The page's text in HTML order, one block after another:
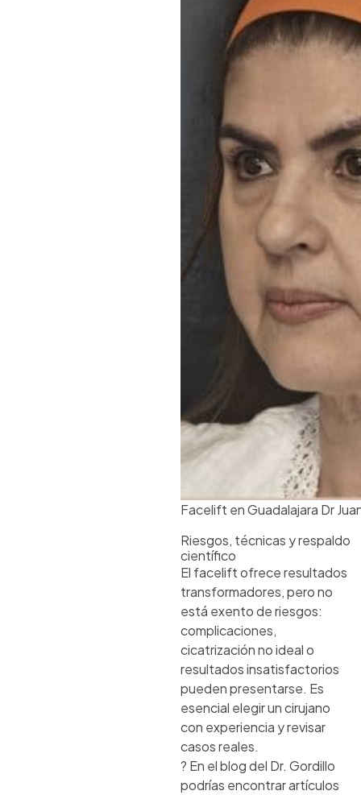
Facelift en Guadalajara Dr
Riesgos, técnicas y respaldo
científico
El facelift ofrece resultados
transformadores, pero no
está exento de riesgos:
complicaciones,
cicatrización no ideal o
resultados insatisfactorios
pueden presentarse. Es
esencial elegir un cirujano
con experiencia y revisar
casos reales.
? En el blog del Dr. Gordillo
podrías encontrar artículos